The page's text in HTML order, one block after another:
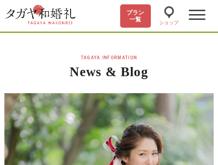
プラン
一覧
ショップ
TAGAYA INFORMATION
News & Blog